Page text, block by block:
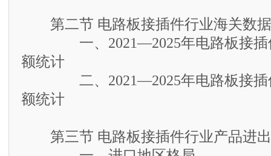
第二节 电路板接插件行业海关数
一、2021—2025年电路板接插件
额统计
二、2021—2025年电路板接插件
额统计
第三节 电路板接插件行业产品进出